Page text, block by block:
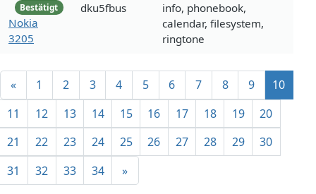
Bestätigt
Nokia
3205
dku5fbus
info, phonebook,
calendar, filesystem,
ringtone
« 1 2 3 4 5 6 7 8 9
10
11
12 13 14 15 16 17 18 19
20
21
22 23 24 25 26 27 28 29
30
31
32 33 34 »